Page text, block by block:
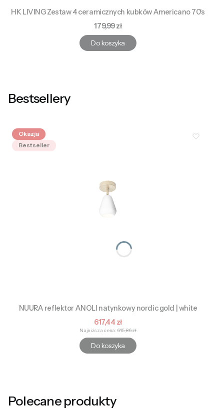
HK LIVING Zestaw 4 ceramicznych kubków Americano 70's
Cena
179,99 zł
Do koszyka
Bestsellery
Okazja
Bestseller
NUURA reflektor ANOLI natynkowy nordic gold | white
Cena promocyjna
617,44 zł
Najniższa cena: 615,86 zł
Do koszyka
Polecane produkty